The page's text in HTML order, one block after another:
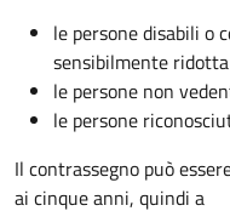
le persone disabili o
sensibilmente ridotta
le persone non
le persone
Il contrassegno può
ai cinque anni, quindi a